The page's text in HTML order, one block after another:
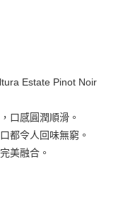
Estate Pinot Noir
口感圓潤順滑。
都令人回味無窮。
美融合。